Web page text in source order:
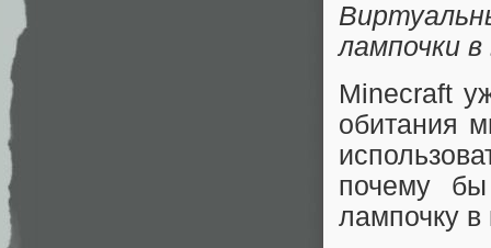
лампочки
Minecraft
обитания
почему
лампочку в